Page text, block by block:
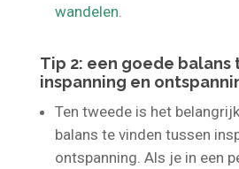
blog over de voordelen van
Tip 2: een goede balans
inspanning en
Ten tweede is het
balans te vinden tussen